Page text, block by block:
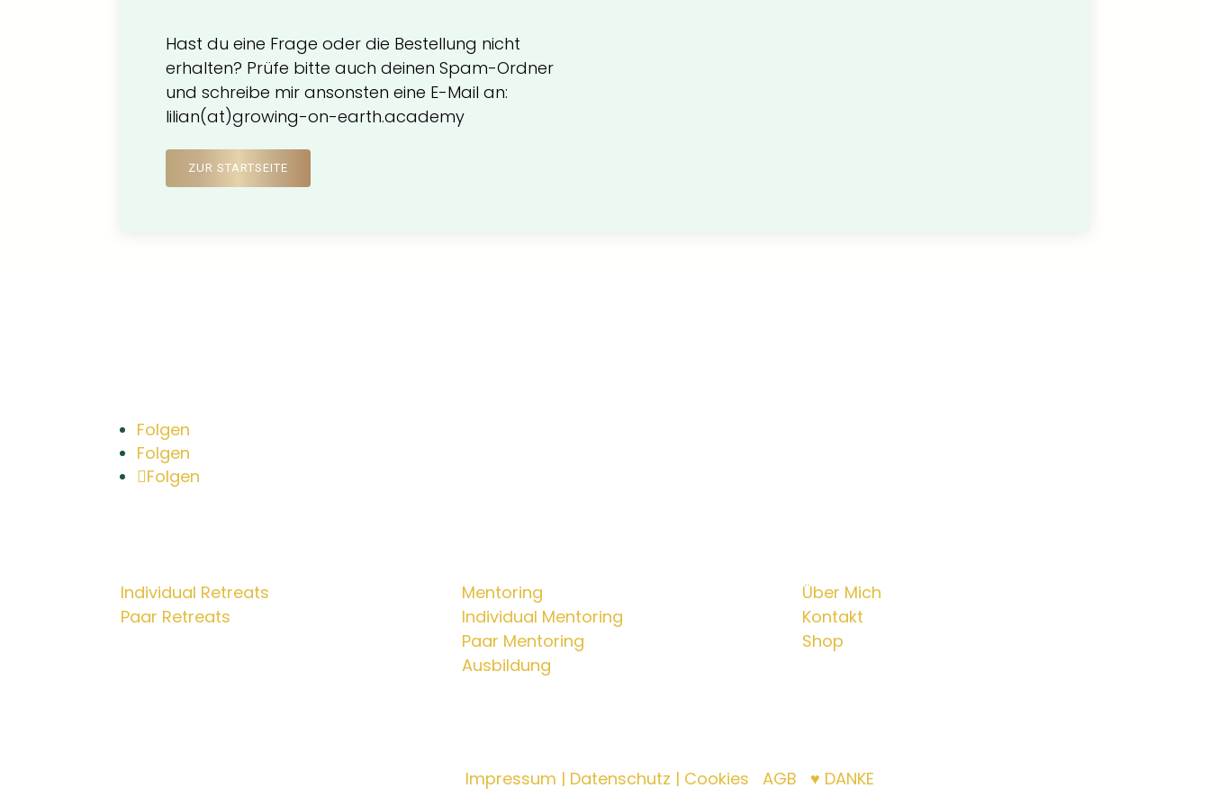
Hast du eine Frage oder die Bestellung nicht
erhalten? Prüfe bitte auch deinen Spam-Ordner
und schreibe mir ansonsten eine E-Mail an:
lilian(at)growing-on-earth.academy
ZUR STARTSEITE
Folgen
Folgen
Folgen
Individual Retreats
Paar Retreats
Mentoring
Individual Mentoring
Paar Mentoring
Ausbildung
Über Mich
Kontakt
Shop
Impressum | Datenschutz | Cookies |AGB ♥ DANKE